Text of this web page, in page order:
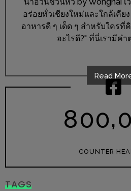
หนาว
นี้
FESTIVAL
เพลิน
อร่อยทั่วเชียงใหม่และใกล้เคีย
อาหารดี ๆ เด็ด ๆ สำหรับใคร
อะไรดี?" ที่นี่เรามีคำ
Read
800,0
COUNTER
TAGS